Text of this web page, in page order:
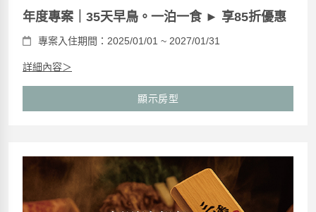
年度專案｜35天早鳥。一泊一食 ► 享85折優惠
專案入住期間：2025/01/01 ~ 2027/01/31
詳細內容＞
顯示房型